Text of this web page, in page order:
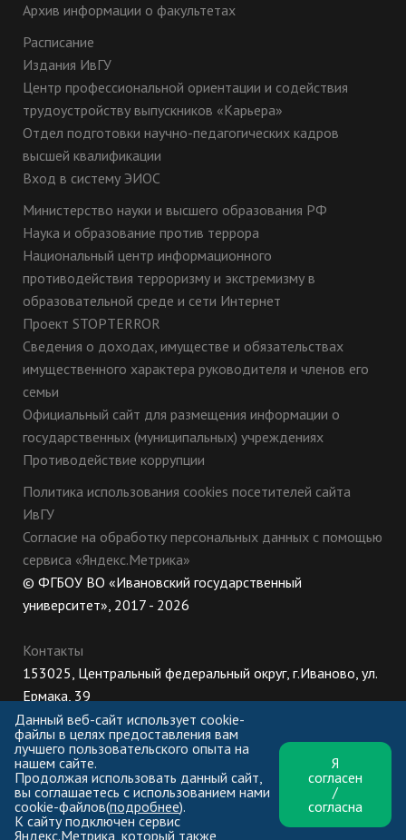
Архив информации о факультетах
Расписание
Издания ИвГУ
Центр профессиональной ориентации и содействия
трудоустройству выпускников «Карьера»
Отдел подготовки научно-педагогических кадров
высшей квалификации
Вход в систему ЭИОС
Министерство науки и высшего образования РФ
Наука и образование против террора
Национальный центр информационного
противодействия терроризму и экстремизму в
образовательной среде и сети Интернет
Проект STOPTERROR
Сведения о доходах, имуществе и обязательствах
имущественного характера руководителя и членов его
семьи
Официальный сайт для размещения информации о
государственных (муниципальных) учреждениях
Противодействие коррупции
Политика использования cookies посетителей сайта
ИвГУ
Согласие на обработку персональных данных с помощью
сервиса «Яндекс.Метрика»
© ФГБОУ ВО «Ивановский государственный
университет», 2017 - 2026
Контакты
153025, Центральный федеральный округ, г.Иваново, ул.
Ермака, 39
8 (800) 222-56-86 (Приемная комиссия), +7 (4932) 32-62-
10 (Ректорат)
ПН-ЧТ: 8:30-17:00;
ПТ: 8:30-16:00;
Данный веб-сайт использует cookie-
файлы в целях предоставления вам
лучшего пользовательского опыта на
нашем сайте.
Продолжая использовать данный сайт,
вы соглашаетесь с использованием нами
cookie-файлов(подробнее).
К сайту подключен сервис
Яндекс.Метрика, который также
Я
согласен
/
согласна